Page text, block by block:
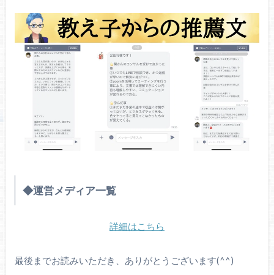
◆運営メディア一覧
詳細はこちら
最後までお読みいただき、ありがとうございます(^^)